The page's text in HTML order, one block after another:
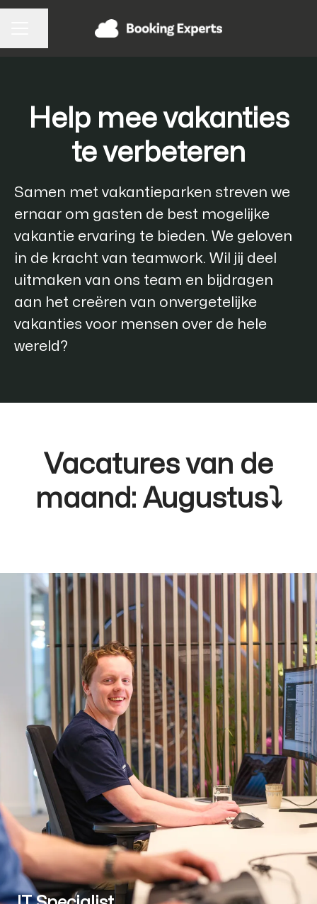
CARRIÈREMENU
Help mee vakanties
te verbeteren
Samen met vakantieparken streven we
ernaar om gasten de best mogelijke
vakantie ervaring te bieden. We geloven
in de kracht van teamwork. Wil jij deel
uitmaken van ons team en bijdragen
aan het creëren van onvergetelijke
vakanties voor mensen over de hele
wereld?
Vacatures van de
maand: Augustus⤵